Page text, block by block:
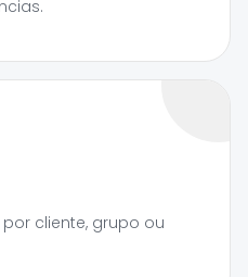
cliente, grupo ou